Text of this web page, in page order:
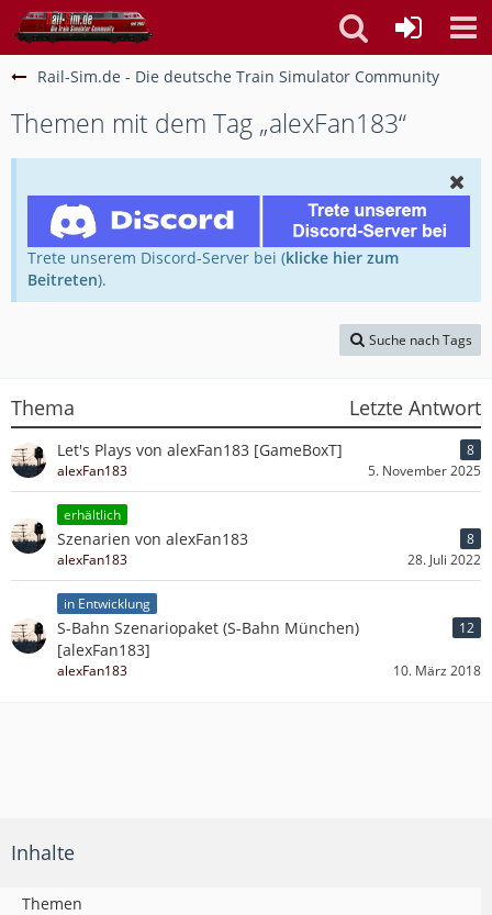
Rail-Sim.de - Die deutsche Train Simulator Community
Themen mit dem Tag „alexFan183“
Trete unserem Discord-Server bei (klicke hier zum
Beitreten).
Suche nach Tags
Thema Letzte Antwort
Let's Plays von alexFan183 [GameBoxT]
8
alexFan183
5. November 2025
erhältlich
Szenarien von alexFan183
8
alexFan183
28. Juli 2022
in Entwicklung
S-Bahn Szenariopaket (S-Bahn München)
[alexFan183]
12
alexFan183 10. März 2018
Inhalte
Themen